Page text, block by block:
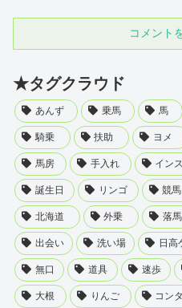
コメント
★タグクラウド
あんず 乗馬 馬
騎乗 扶助 ヨメ
馬房 手入れ イン
誕生日 リンゴ 競馬
北海道 外乗 落馬
出会い 洗い場 日高
無口 道具 速歩
大根 りんご コン